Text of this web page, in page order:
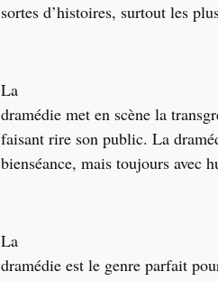
sortes d’histoires, surtout les
La
dramédie met en scène la
faisant rire son public. La
bienséance, mais toujours avec
La
dramédie est le genre parfait